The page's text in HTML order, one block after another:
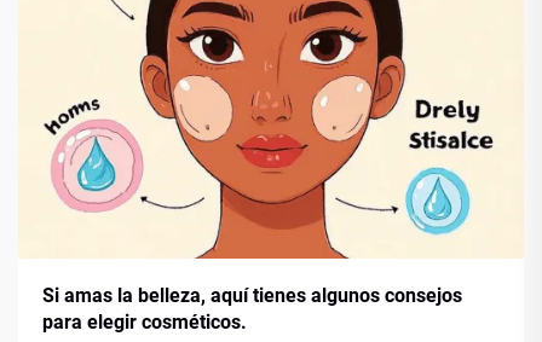
Si amas la belleza, aquí tienes algunos consejos
para elegir cosméticos.